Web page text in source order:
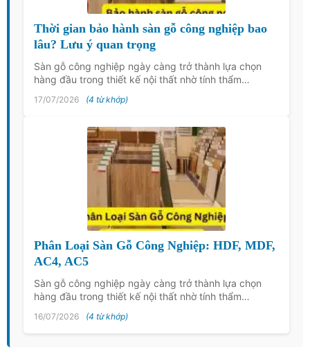
Thời gian bảo hành sàn gỗ công nghiệp bao
lâu? Lưu ý quan trọng
Sàn gỗ công nghiệp ngày càng trở thành lựa chọn
hàng đầu trong thiết kế nội thất nhờ tính thẩm…
17/07/2026 (4 từ khớp)
Phân Loại Sàn Gỗ Công Nghiệp: HDF, MDF,
AC4, AC5
Sàn gỗ công nghiệp ngày càng trở thành lựa chọn
hàng đầu trong thiết kế nội thất nhờ tính thẩm…
16/07/2026 (4 từ khớp)